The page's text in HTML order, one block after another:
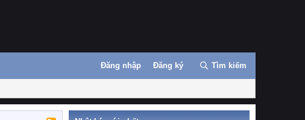
Đăng nhập Đăng ký Tìm kiếm